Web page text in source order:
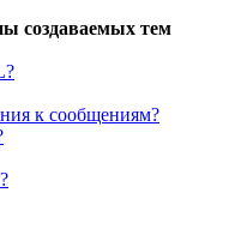
создаваемых тем
к сообщениям?